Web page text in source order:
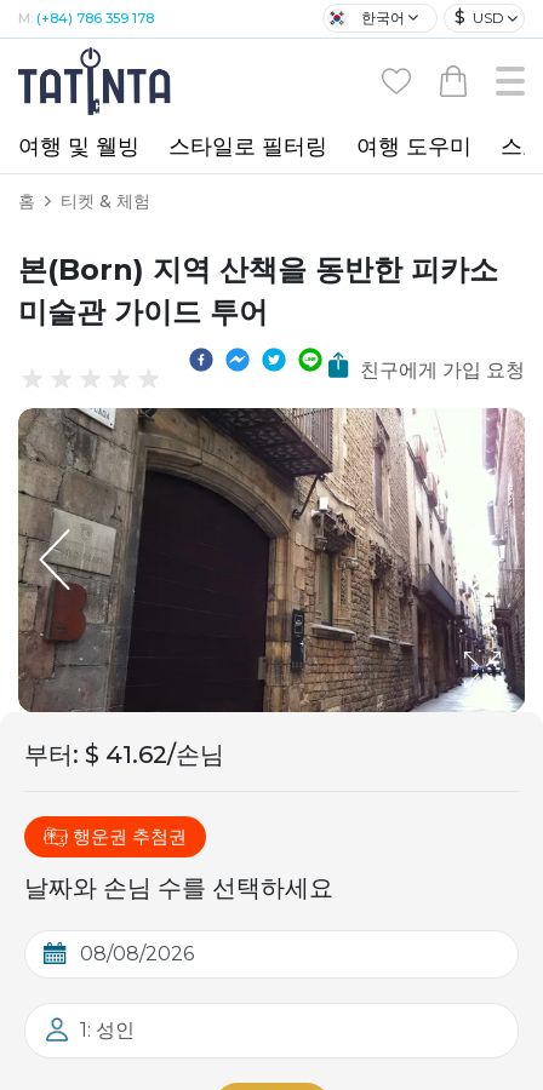
M: (+84) 786 359 178 한국어 $ USD
여행 및 웰빙 스타일로 필터링 여행 도우미 스
홈 티켓 & 체험
본(Born) 지역 산책을 동반한 피카소
미술관 가이드 투어
친구에게 가입 요청
부터: $ 41.62/손님
행운권 추첨권
날짜와 손님 수를 선택하세요
1: 성인